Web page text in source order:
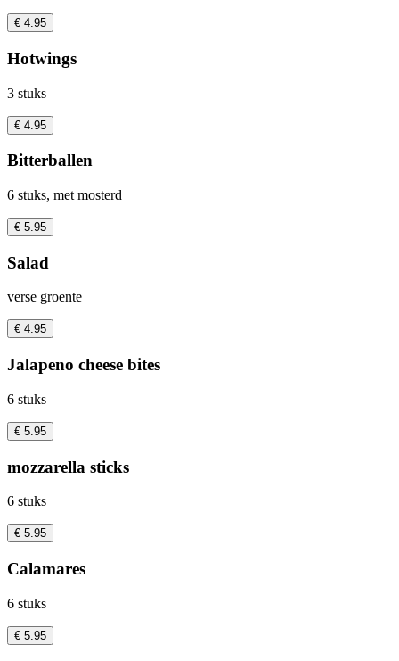
€ 4.95
Hotwings
3 stuks
€ 4.95
Bitterballen
6 stuks, met mosterd
€ 5.95
Salad
verse groente
€ 4.95
Jalapeno cheese bites
6 stuks
€ 5.95
mozzarella sticks
6 stuks
€ 5.95
Calamares
6 stuks
€ 5.95